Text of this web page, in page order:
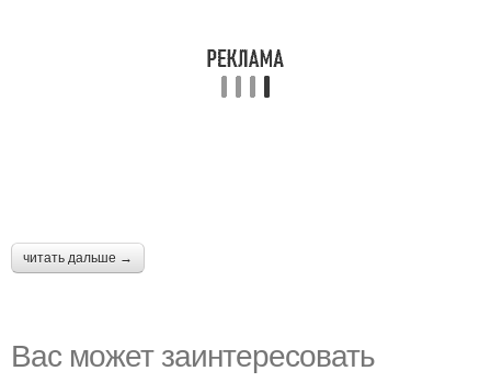
читать дальше →
Вас может заинтересовать